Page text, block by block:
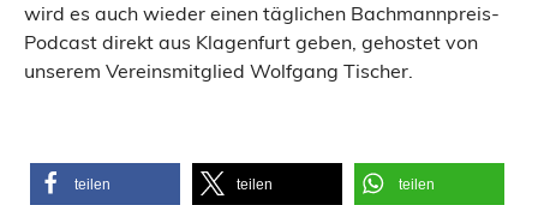
wird es auch wieder einen täglichen Bachmannpreis-
Podcast direkt aus Klagenfurt geben, gehostet von
unserem Vereinsmitglied Wolfgang Tischer.
teilen teilen teilen